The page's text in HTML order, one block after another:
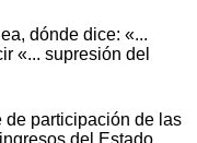
dónde dice: «...
«... supresión del
de participación de las